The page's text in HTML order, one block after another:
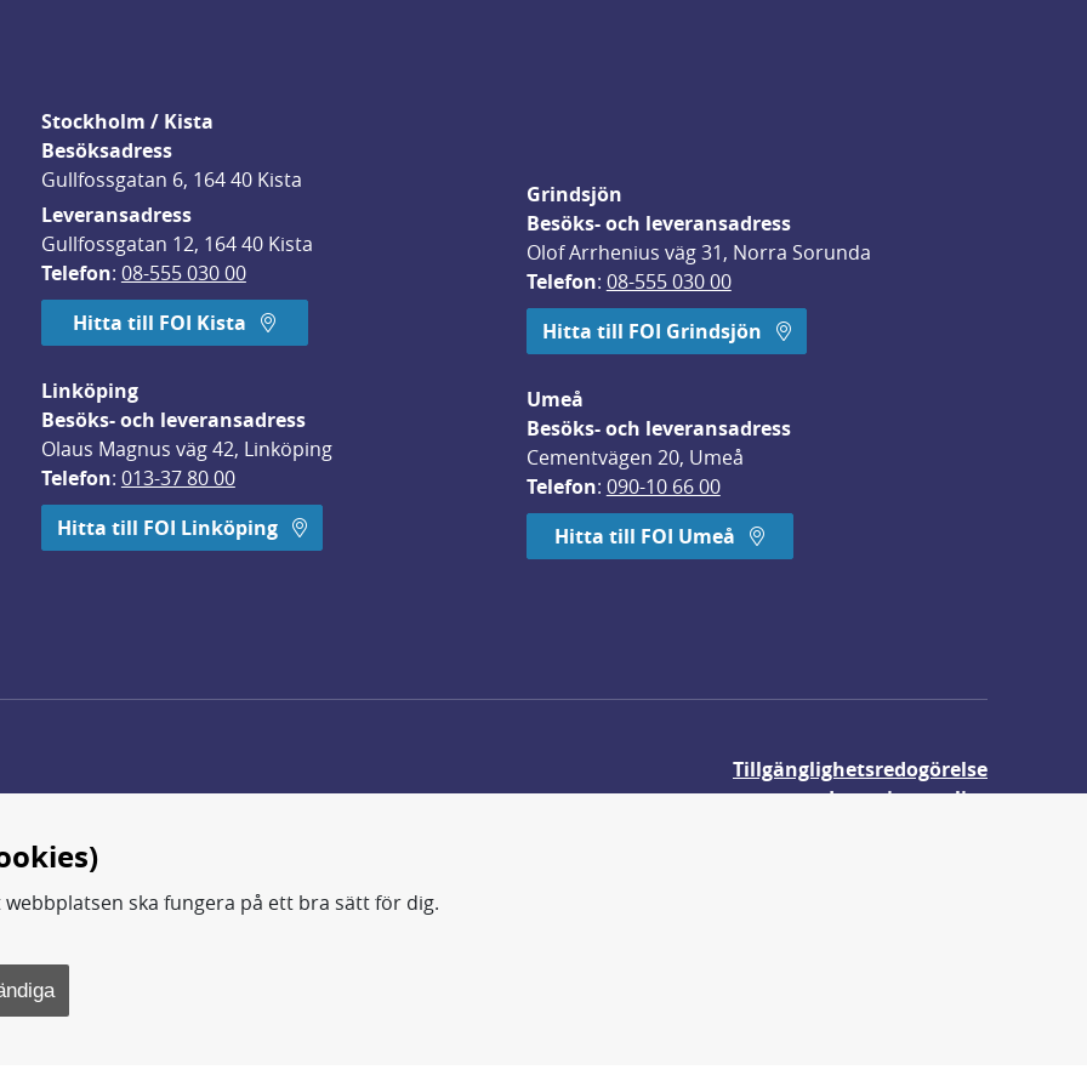
i nytt fönster.
Stockholm / Kista
Besöksadress
Gullfossgatan 6, 164 40 Kista
Leveransadress
Gullfossgatan 12, 164 40 Kista
Telefon: 08-555 030 00
Hitta till FOI Kista
Linköping
Besöks- och leveransadress
Olaus Magnus väg 42, Linköping
Telefon: 013-37 80 00
Hitta till FOI Linköping
Grindsjön
Besöks- och leveransadress
Olof Arrhenius väg 31, Norra Sorunda
Telefon: 08-555 030 00
Hitta till FOI Grindsjön
Umeå
Besöks- och leveransadress
Cementvägen 20, Umeå
Telefon: 090-10 66 00
Hitta till FOI Umeå
Tillgänglighetsredogörelse
Integritetspolicy
metod- och teknikutveckling samt analyser och studier.
webbplatsen ska fungera på ett bra sätt för dig.